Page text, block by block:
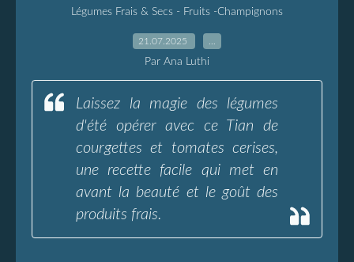
Légumes Frais & Secs - Fruits -Champignons
21.07.2025
Par Ana Luthi
Laissez la magie des légumes
d'été opérer avec ce Tian de
courgettes et tomates cerises,
une recette facile qui met en
avant la beauté et le goût des
produits frais.